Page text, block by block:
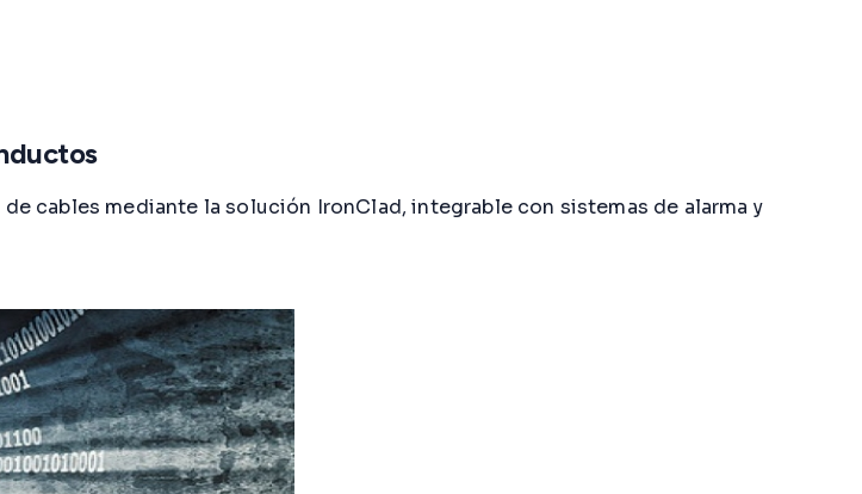
cables mediante la solución IronClad, integrable con sistemas de alarma y